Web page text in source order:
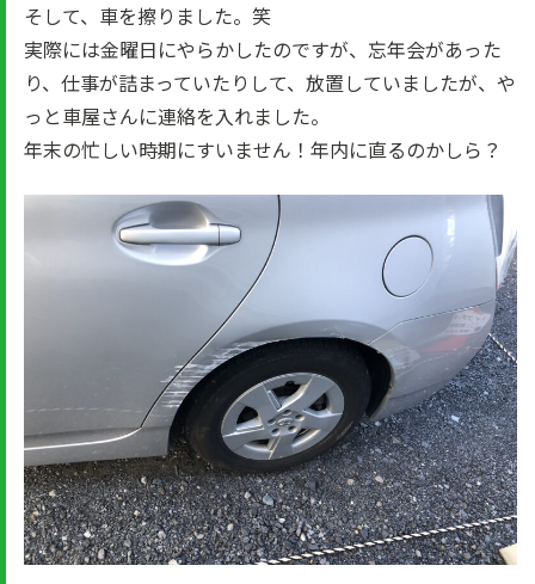
そして、車を擦りました。笑
実際には金曜日にやらかしたのですが、忘年会があった
り、仕事が詰まっていたりして、放置していましたが、や
っと車屋さんに連絡を入れました。
年末の忙しい時期にすいません！年内に直るのかしら？